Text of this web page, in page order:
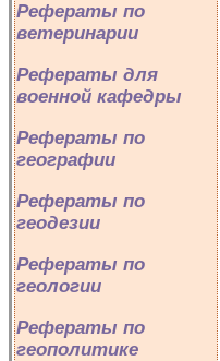
Рефераты по
ветеринарии
Рефераты для
военной кафедры
Рефераты по
географии
Рефераты по
геодезии
Рефераты по
геологии
Рефераты по
геополитике